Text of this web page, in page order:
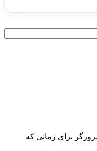
برای زمانی که